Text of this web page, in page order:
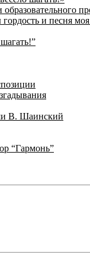
и песня
В. Шаинский
“Гармонь”